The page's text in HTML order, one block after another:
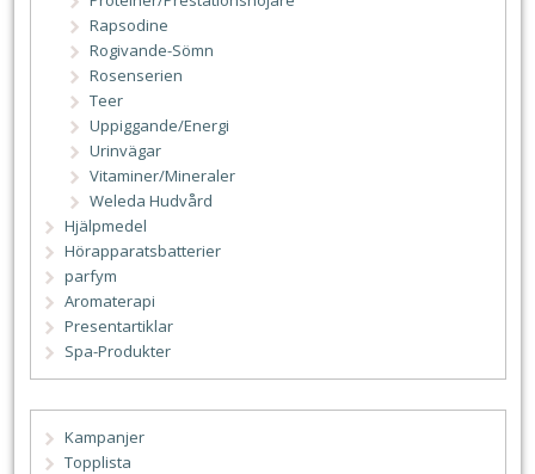
Rapsodine
Rogivande-Sömn
Rosenserien
Teer
Uppiggande/Energi
Urinvägar
Vitaminer/Mineraler
Weleda Hudvård
Hjälpmedel
Hörapparatsbatterier
parfym
Aromaterapi
Presentartiklar
Spa-Produkter
Kampanjer
Topplista